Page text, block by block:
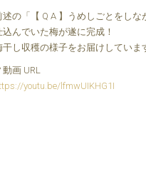
述の「【 Q A 】うめしごとをし
込んでいた梅が遂に完成！
干し収穫の様子をお届けしていま
画 URL
youtu.be/lfmwUIKHG1I